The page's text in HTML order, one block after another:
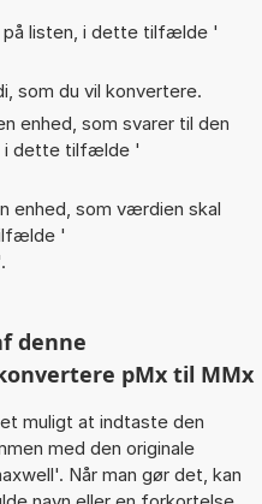
listen, i dette tilfælde '
som du vil konvertere.
enhed, som svarer til den
i dette tilfælde '
enhed, som værdien skal
'
denne
pMx til MMx
muligt at indtaste den
med den originale
Når man gør det, kan